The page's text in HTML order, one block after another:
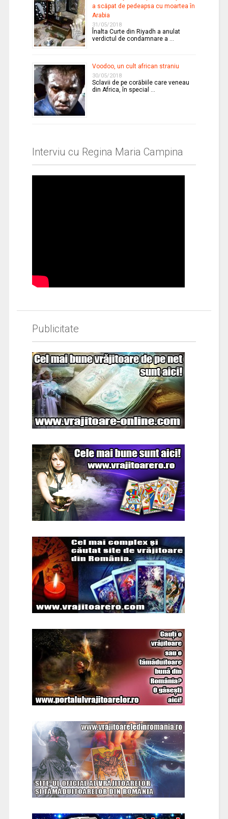
a scăpat de pedeapsa cu moartea în
Arabia
31/05/2018
Înalta Curte din Riyadh a anulat
verdictul de condamnare a …
Voodoo, un cult african straniu
30/05/2018
Sclavii de pe corăbiile care veneau
din Africa, în special …
Interviu cu Regina Maria Campina
Publicitate